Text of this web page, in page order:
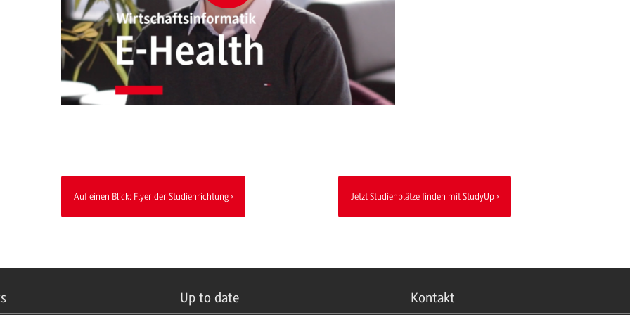
Auf einen Blick: Flyer der Studienrichtung Jetzt Studienplätze finden mit StudyUp
Up to date Kontakt